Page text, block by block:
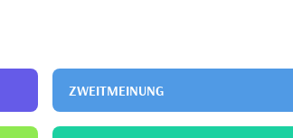
ZWEITMEINUNG